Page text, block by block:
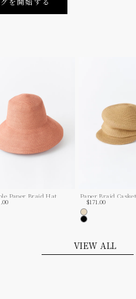
Exclusive
Paper Braid Hat
価格
Paper Braid
セール価格
$171.00
Natural
Black
VIEW ALL